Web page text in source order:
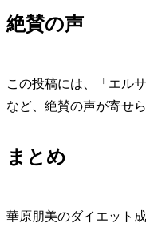
絶賛の声
この投稿には、「エル
など、絶賛の声が寄せ
まとめ
華原朋美のダイエット